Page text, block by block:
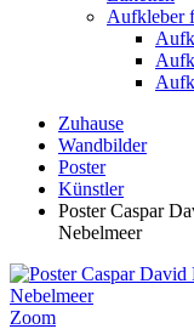
Aufkleber
Zuhause
Wandbilder
Poster
Künstler
Poster Caspar
Nebelmeer
Zoom